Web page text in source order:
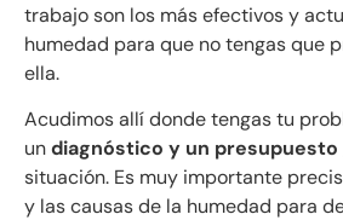
trabajo son los más efectivos y
humedad para que no tengas que
ella.
Acudimos allí donde tengas tu
undiagnóstico y un
situación. Es muy importante
y las causas de la humedad para